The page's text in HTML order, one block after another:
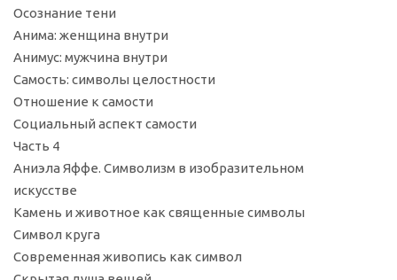
Осознание тени
Анима: женщина внутри
Анимус: мужчина внутри
Самость: символы целостности
Отношение к самости
Социальный аспект самости
Часть 4
Аниэла Яффе. Символизм в изобразительном
искусстве
Камень и животное как священные символы
Символ круга
Современная живопись как символ